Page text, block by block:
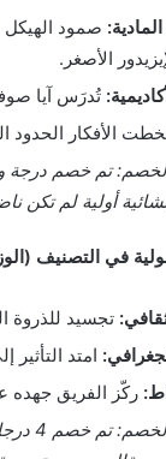
الأصغر.
تُدرَس آيا
الأفكار الحدود
أولية لم تكن
تجسيد للذروة
امتد التأثير
ركّز الفريق